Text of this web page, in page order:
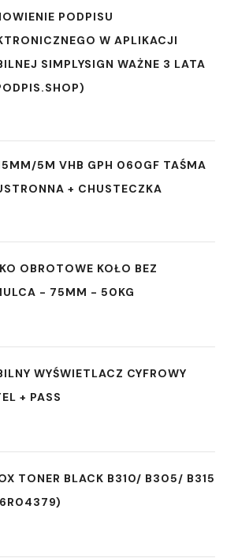
PODPISU
W APLIKACJI
SIMPLYSIGN WAŻNE 3 LATA
5M VHB GPH 060GF TAŚMA
+ CHUSTECZKA
OBROTOWE KOŁO BEZ
- 75MM - 50KG
WYŚWIETLACZ CYFROWY
+ PASS
TONER BLACK B310/ B305/ B315